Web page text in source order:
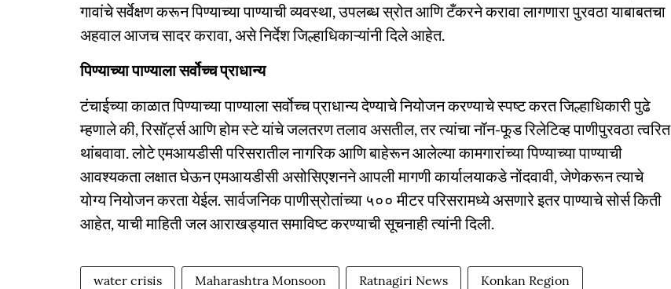
गावांचे सर्वेक्षण करून पिण्याच्या पाण्याची व्यवस्था, उपलब्ध स्रोत आणि टँकरने करावा लागणारा पुरवठा याबाबतचा
अहवाल आजच सादर करावा, असे निर्देश जिल्हाधिकाऱ्यांनी दिले आहेत.
पिण्याच्या पाण्याला सर्वोच्च प्राधान्य
टंचाईच्या काळात पिण्याच्या पाण्याला सर्वोच्च प्राधान्य देण्याचे नियोजन करण्याचे स्पष्ट करत जिल्हाधिकारी पुढे
म्हणाले की, रिसॉर्ट्स आणि होम स्टे यांचे जलतरण तलाव असतील, तर त्यांचा नॉन-फूड रिलेटिव्ह पाणीपुरवठा त्वरित
थांबवावा. लोटे एमआयडीसी परिसरातील नागरिक आणि बाहेरून आलेल्या कामगारांच्या पिण्याच्या पाण्याची
आवश्यकता लक्षात घेऊन एमआयडीसी असोसिएशनने आपली मागणी कार्यालयाकडे नोंदवावी, जेणेकरून त्याचे
योग्य नियोजन करता येईल. सार्वजनिक पाणीस्रोतांच्या ५०० मीटर परिसरामध्ये असणारे इतर पाण्याचे सोर्स किती
आहेत, याची माहिती जल आराखड्यात समाविष्ट करण्याची सूचनाही त्यांनी दिली.
water crisis Maharashtra Monsoon Ratnagiri News Konkan Region